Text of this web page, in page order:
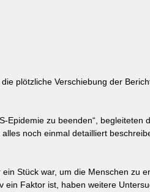
plötzliche Verschiebung der
Epidemie zu beenden“, begleiteten
noch einmal detailliert
Stück war, um die Menschen zu
ein Faktor ist, haben weitere